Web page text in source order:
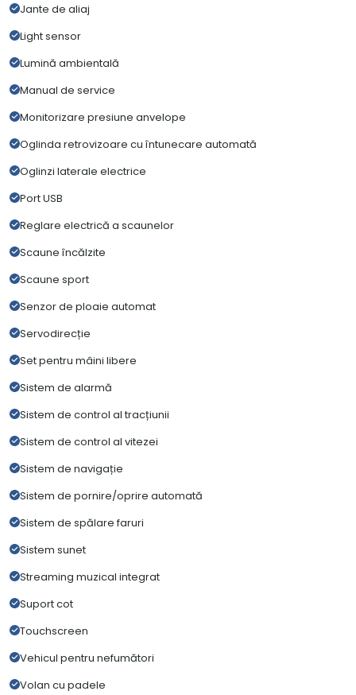
Jante de aliaj
Light sensor
Lumină ambientală
Manual de service
Monitorizare presiune anvelope
Oglinda retrovizoare cu întunecare automată
Oglinzi laterale electrice
Port USB
Reglare electrică a scaunelor
Scaune încălzite
Scaune sport
Senzor de ploaie automat
Servodirecție
Set pentru mâini libere
Sistem de alarmă
Sistem de control al tracțiunii
Sistem de control al vitezei
Sistem de navigație
Sistem de pornire/oprire automată
Sistem de spălare faruri
Sistem sunet
Streaming muzical integrat
Suport cot
Touchscreen
Vehicul pentru nefumători
Volan cu padele